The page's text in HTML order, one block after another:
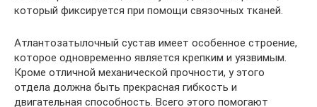
который фиксируется при помощи связочных тканей.
Атлантозатылочный сустав имеет особенное строение,
которое одновременно является крепким и уязвимым.
Кроме отличной механической прочности, у этого
отдела должна быть прекрасная гибкость и
двигательная способность. Всего этого помогают